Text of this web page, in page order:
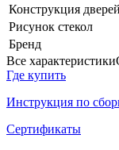
Конструкция дверей
Рисунок стекол
Бренд
Все характеристики
Где купить
Инструкция по
Сертификаты